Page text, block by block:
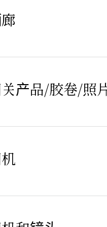
产品/胶卷/照